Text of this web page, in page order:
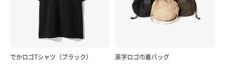
でかロゴTシャツ（ブラック） 英字ロゴ巾着バッグ